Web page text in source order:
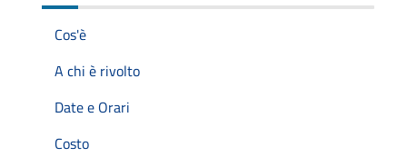
Cos'è
A chi è rivolto
Date e Orari
Costo